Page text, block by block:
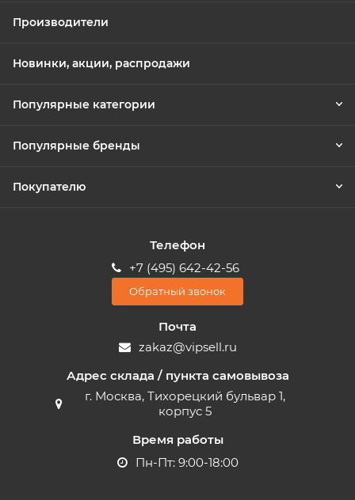
Производители
Новинки, акции, распродажи
Популярные категории
Популярные бренды
Покупателю
Телефон
+7 (495) 642-42-56
Обратный звонок
Почта
zakaz@vipsell.ru
Адрес склада / пункта самовывоза
г. Москва, Тихорецкий бульвар 1,
корпус 5
Время работы
Пн-Пт: 9:00-18:00